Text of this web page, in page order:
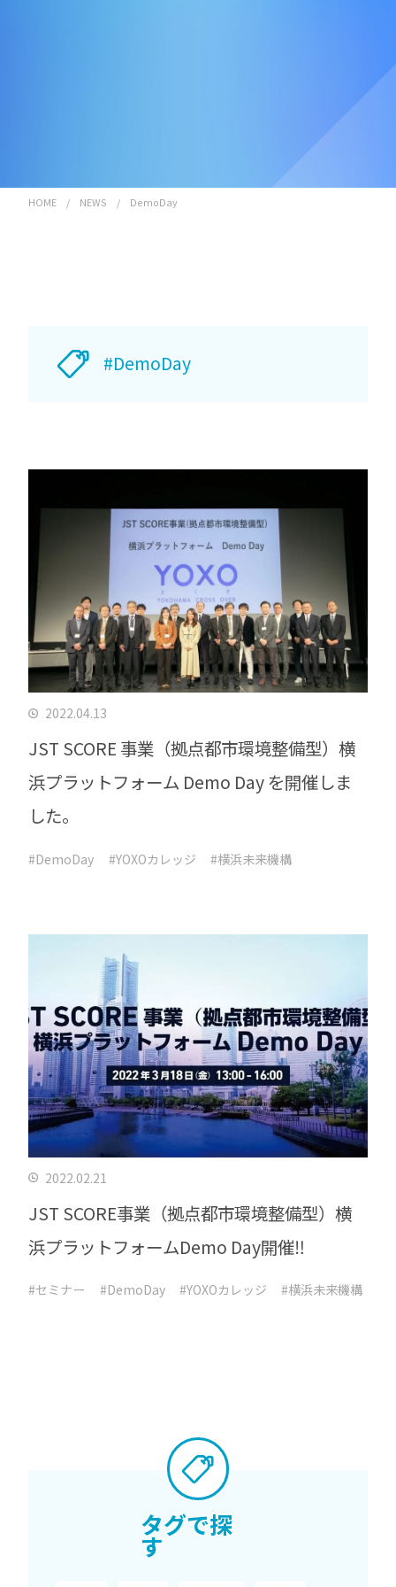
HOME / NEWS / DemoDay
#DemoDay
2022.04.13
JST SCORE 事業（拠点都市環境整備型）横
浜プラットフォーム Demo Day を開催しま
した。
#DemoDay #YOXOカレッジ #横浜未来機構
2022.02.21
JST SCORE事業（拠点都市環境整備型）横
浜プラットフォームDemo Day開催‼
#セミナー #DemoDay #YOXOカレッジ #横浜未来機構
タグで探
す